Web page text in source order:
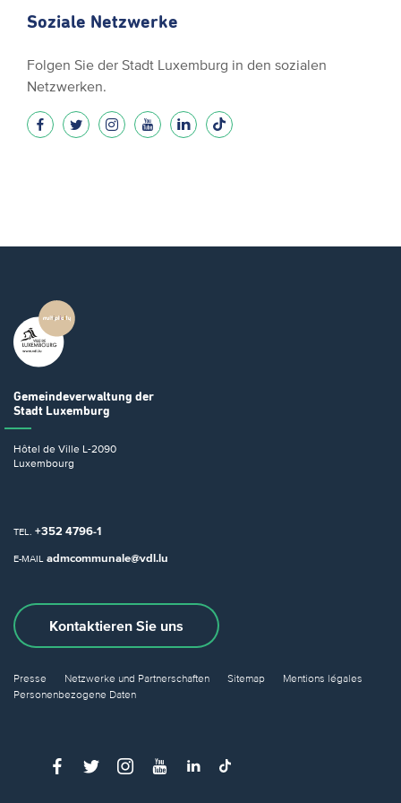
Soziale Netzwerke
Folgen Sie der Stadt Luxemburg in den sozialen
Netzwerken.
Gemeindeverwaltung der
Stadt Luxemburg
Hôtel de Ville L-2090
Luxembourg
TEL. +352 4796-1
E-MAIL admcommunale@vdl.lu
Kontaktieren Sie uns
Presse Netzwerke und Partnerschaften Sitemap
Mentions légales
Personenbezogene Daten